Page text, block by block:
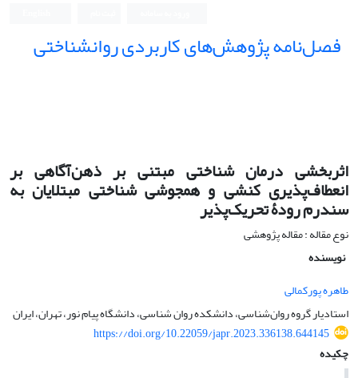
فصل‌نامه پژوهش‌های کاربردی روانشناختی
اثربخشی درمان شناختی مبتنی بر ذهن‌آگاهی بر
انعطاف‌پذیری کنشی و همجوشی شناختی مبتلایان به
سندرم رودۀ تحریک‌پذیر
نوع مقاله : مقاله پژوهشی
نویسنده
طاهره پورکمالی
استادیار گروه روان‌شناسی، دانشکده روان شناسی، دانشگاه پیام نور، تهران، ایران
https://doi.org/10.22059/japr.2023.336138.644145
چکیده